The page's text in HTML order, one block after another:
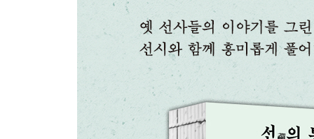
부록 1. 중국의 선종과 선종화
부록 2. 중국 선종 법맥의 계보
참고 문헌
찾아보기